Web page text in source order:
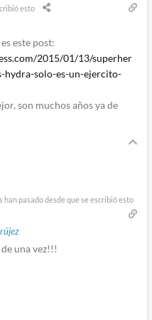
esto
este post:
2015/01/13/superher
hydra-solo-es-un-ejercito-
son muchos años ya de
han pasado desde que se escribió esto
una vez!!!